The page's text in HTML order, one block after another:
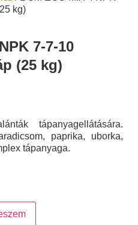
kg)
7-7-10
(25 kg)
tápanyagellátására.
paprika, uborka,
tápanyaga.